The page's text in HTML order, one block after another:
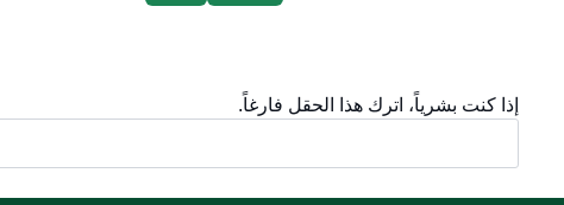
إذا كنت بشرياً، اترك هذا الحقل فارغاً.